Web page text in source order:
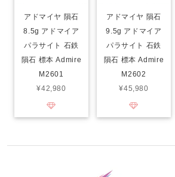
アドマイヤ 隕石
8.5g アドマイア
パラサイト 石鉄
隕石 標本 Admire
M2601
¥42,980
アドマイヤ 隕石
9.5g アドマイア
パラサイト 石鉄
隕石 標本 Admire
M2602
¥45,980